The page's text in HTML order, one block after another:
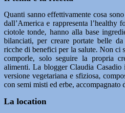
Quanti sanno effettivamente cosa
dall’America e rappresenta l’healthy
ciotole tonde, hanno alla base
bilanciati, per creare portate belle
ricche di benefici per la salute. Non ci
comporle, solo seguire la propria
alimenti. La blogger Claudia Casadio
versione vegetariana e sfiziosa,
con semi misti ed erbe, accompagnato
La location